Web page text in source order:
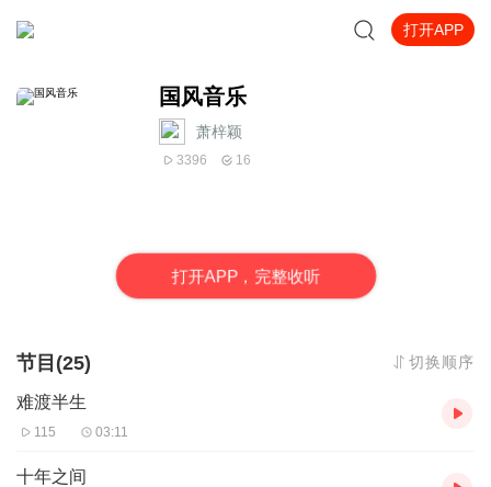
打开APP
国风音乐
萧梓颖
3396 16
打开APP，完整收听
节目(25) 切换顺序
难渡半生
115 03:11
十年之间